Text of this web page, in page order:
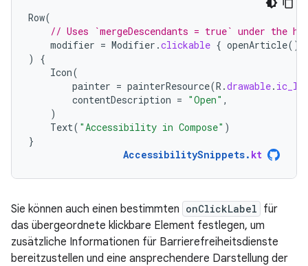
Row(
// Uses `mergeDescendants = true` under the
modifier = Modifier .clickable { openArticle()
)
{
Icon(
painter = painterResource(R .drawable.
contentDescription = "Open" ,
)
Text( "Accessibility in Compose" )
}
AccessibilitySnippets. kt
Sie können auch einen bestimmten onClickLabel für
das übergeordnete klickbare Element festlegen, um
zusätzliche Informationen für Barrierefreiheitsdienste
bereitzustellen und eine ansprechendere Darstellung der